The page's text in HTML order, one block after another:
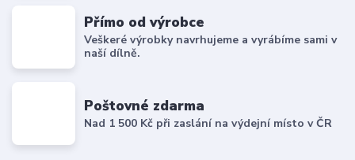
Přímo od výrobce
Veškeré výrobky navrhujeme a vyrábíme sami v
naší dílně.
Poštovné zdarma
Nad 1 500 Kč při zaslání na výdejní místo v ČR